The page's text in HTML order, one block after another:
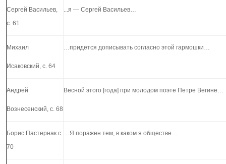
Сергей Васильев,
с. 61
...я — Сергей Васильев…
Михаил
Исаковский, с. 64
…придется дописывать согласно этой гармошки…
Андрей
Вознесенский, с. 68
Весной этого [года] при молодом поэте Петре Вегине…
Борис Пастернак с.
70
…Я поражен тем, в каком я обществе…